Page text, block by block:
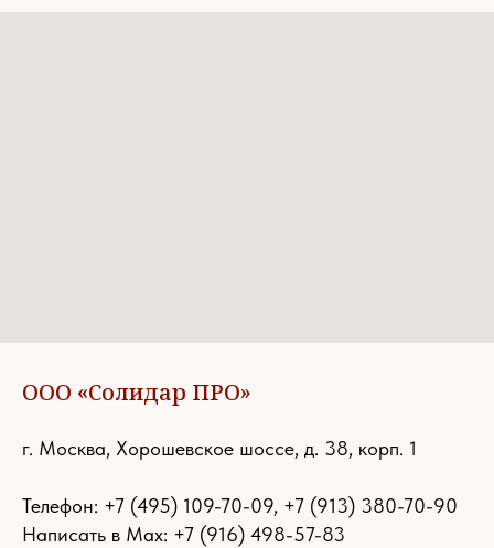
ООО «Солидар ПРО»
г. Москва, Хорошевское шоссе, д. 38, корп. 1
Телефон: +7 (495) 109-70-09, +7 (913) 380-70-90
Написать в Max: +7 (916) 498-57-83